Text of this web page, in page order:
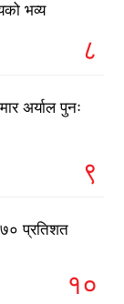
भव्य
८
अर्याल पुनः
९
प्रतिशत
१०